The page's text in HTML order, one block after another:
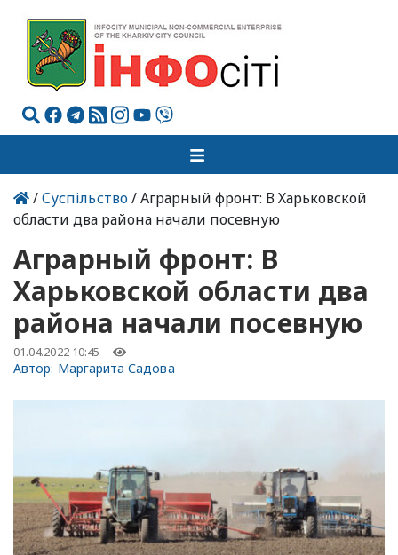
/Суспільство/ Аграрный фронт: В Харьковской
области два района начали посевную
Аграрный фронт: В
Харьковской области два
района начали посевную
01.04.2022 10:45 -
Автор: Маргарита Садова